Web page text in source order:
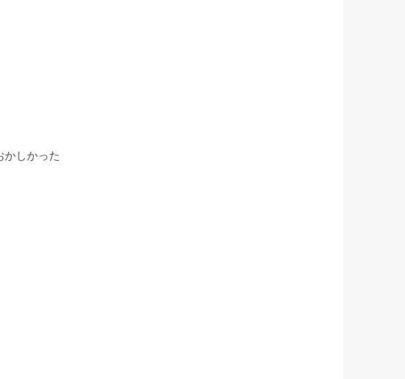
かしかった